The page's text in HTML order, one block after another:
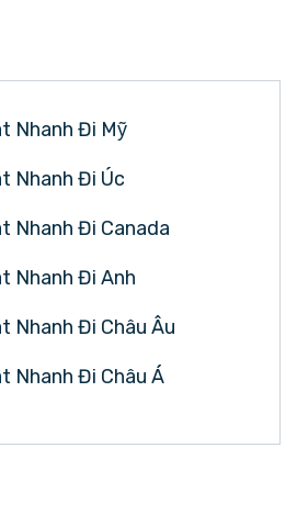
Nhanh Đi Mỹ
Nhanh Đi Úc
Nhanh Đi Canada
Nhanh Đi Anh
Nhanh Đi Châu Âu
Nhanh Đi Châu Á